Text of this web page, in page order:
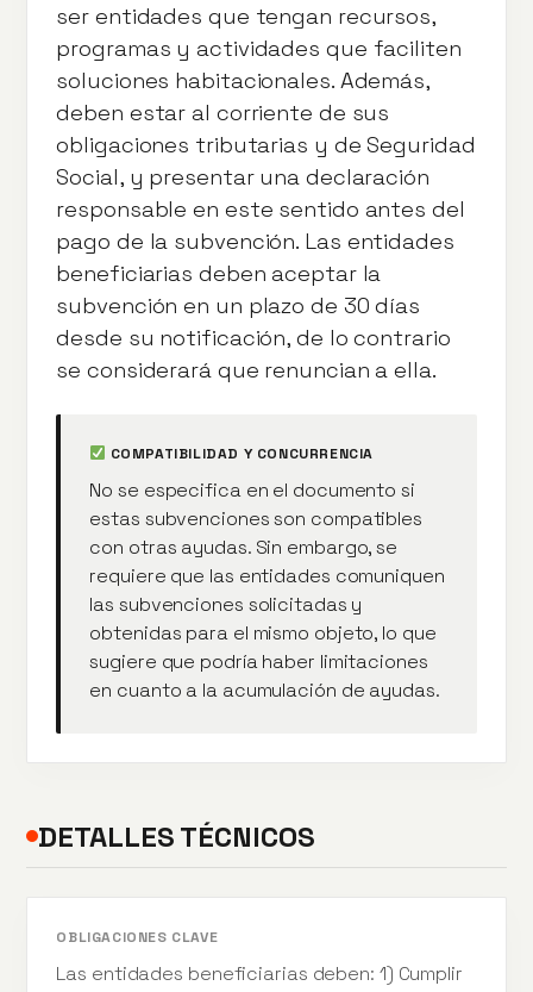
ser entidades que tengan recursos,
programas y actividades que faciliten
soluciones habitacionales. Además,
deben estar al corriente de sus
obligaciones tributarias y de Seguridad
Social, y presentar una declaración
responsable en este sentido antes del
pago de la subvención. Las entidades
beneficiarias deben aceptar la
subvención en un plazo de 30 días
desde su notificación, de lo contrario
se considerará que renuncian a ella.
COMPATIBILIDAD Y CONCURRENCIA
No se especifica en el documento si
estas subvenciones son compatibles
con otras ayudas. Sin embargo, se
requiere que las entidades comuniquen
las subvenciones solicitadas y
obtenidas para el mismo objeto, lo que
sugiere que podría haber limitaciones
en cuanto a la acumulación de ayudas.
DETALLES TÉCNICOS
OBLIGACIONES CLAVE
Las entidades beneficiarias deben: 1) Cumplir